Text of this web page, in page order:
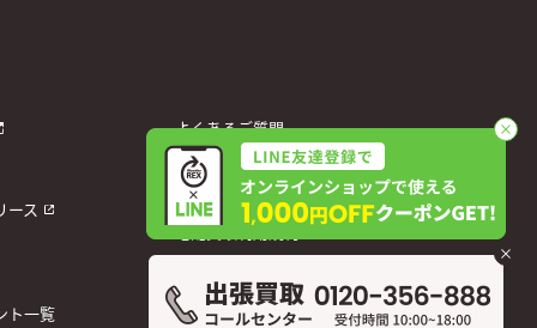
ース
ト一覧
よくあるご質問
お問い合わせ
個人情報保護方針
宅配買取利用規約